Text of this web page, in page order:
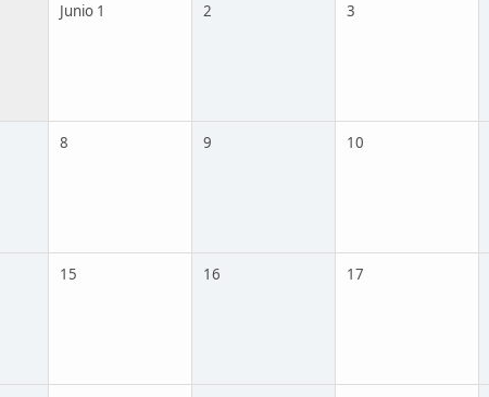
Junio 1 2 3
8 9 10
15 16 17